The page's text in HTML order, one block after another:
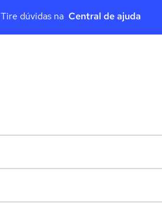
Tire dúvidas na Central de ajuda